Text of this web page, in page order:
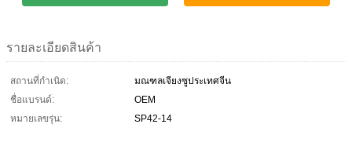
รายละเอียดสินค้า
สถานที่กำเนิด:
มณฑลเจียงซูประเทศจีน
ชื่อแบรนด์:
OEM
หมายเลขรุ่น:
SP42-14